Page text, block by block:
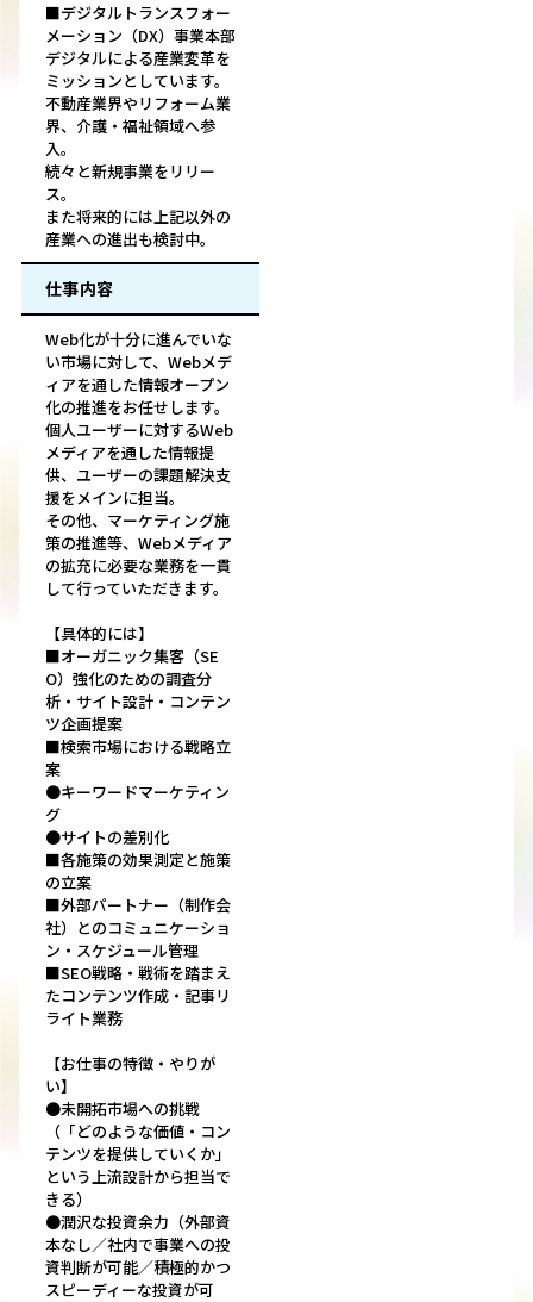
■デジタルトランスフォー
メーション（DX）事業本部
デジタルによる産業変革を
ミッションとしています。
不動産業界やリフォーム業
界、介護・福祉領域へ参
入。
続々と新規事業をリリー
ス。
また将来的には上記以外の
産業への進出も検討中。
仕事内容
Web化が十分に進んでいな
い市場に対して、Webメデ
ィアを通した情報オープン
化の推進をお任せします。
個人ユーザーに対するWeb
メディアを通した情報提
供、ユーザーの課題解決支
援をメインに担当。
その他、マーケティング施
策の推進等、Webメディア
の拡充に必要な業務を一貫
して行っていただきます。
【具体的には】
■オーガニック集客（SE
O）強化のための調査分
析・サイト設計・コンテン
ツ企画提案
■検索市場における戦略立
案
●キーワードマーケティン
グ
●サイトの差別化
■各施策の効果測定と施策
の立案
■外部パートナー（制作会
社）とのコミュニケーショ
ン・スケジュール管理
■SEO戦略・戦術を踏まえ
たコンテンツ作成・記事リ
ライト業務
【お仕事の特徴・やりが
い】
●未開拓市場への挑戦
（「どのような価値・コン
テンツを提供していくか」
という上流設計から担当で
きる）
●潤沢な投資余力（外部資
本なし／社内で事業への投
資判断が可能／積極的かつ
スピーディーな投資が可